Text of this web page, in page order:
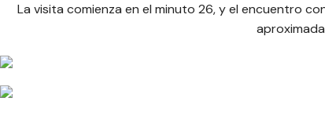
La visita comienza en el minuto 26, y el encuentro